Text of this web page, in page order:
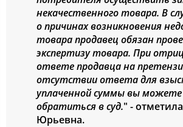
некачественного товара. В
о причинах возникновения
товара продавец обязан
экспертизу товара. При
ответе продавца на
отсутствии ответа для
уплаченной суммы вы можете
обратиться в суд." -
Юрьевна.